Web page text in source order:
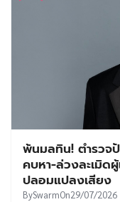
พ้นมลทิน! ตำรวจ
คบหา-ล่วงละเมิด
ปลอมแปลงเสียง
BySwarmOn29/07/2026